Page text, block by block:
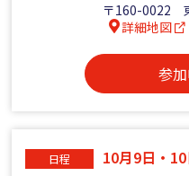
〒160-0022
詳細地図
参
日程 10月9日・10